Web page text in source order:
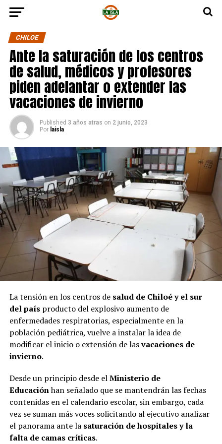
CHILOE
Ante la saturación de los centros
de salud, médicos y profesores
piden adelantar o extender las
vacaciones de invierno
Published 3 años atras on 2 junio, 2023
Por laisla
La tensión en los centros de salud de Chiloé y el sur
del paísproducto del explosivo aumento de
enfermedades respiratorias, especialmente en la
población pediátrica, vuelve a instalar la idea de
modificar el inicio o extensión de lasvacaciones de
invierno.
Desde un principio desde elMinisterio de
Educaciónhan señalado que se mantendrán las fechas
contenidas en el calendario escolar, sin embargo, cada
vez se suman más voces solicitando al ejecutivo analizar
el panorama ante la saturación de hospitales y la
falta de camas críticas.